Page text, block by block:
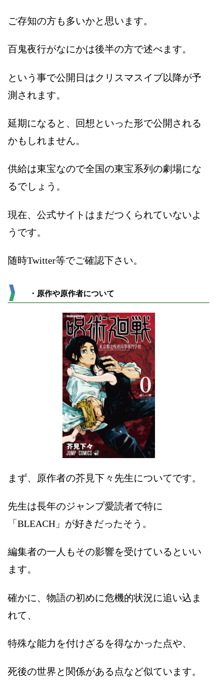
ご存知の方も多いかと思います。
百鬼夜行がなにかは後半の方で述べます。
という事で公開日はクリスマスイブ以降が予
測されます。
延期になると、回想といった形で公開される
かもしれません。
供給は東宝なので全国の東宝系列の劇場にな
るでしょう。
現在、公式サイトはまだつくられていないよ
うです。
随時Twitter等でご確認下さい。
・原作や原作者について
まず、原作者の芥見下々先生についてです。
先生は長年のジャンプ愛読者で特に
「 BLEACH 」が好きだったそう。
編集者の一人もその影響を受けているといい
ます。
確かに、物語の初めに危機的状況に追い込ま
れて、
特殊な能力を付けざるを得なかった点や、
死後の世界と関係がある点など似ています。